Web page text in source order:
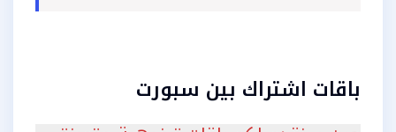
باقات اشتراك بين سبورت